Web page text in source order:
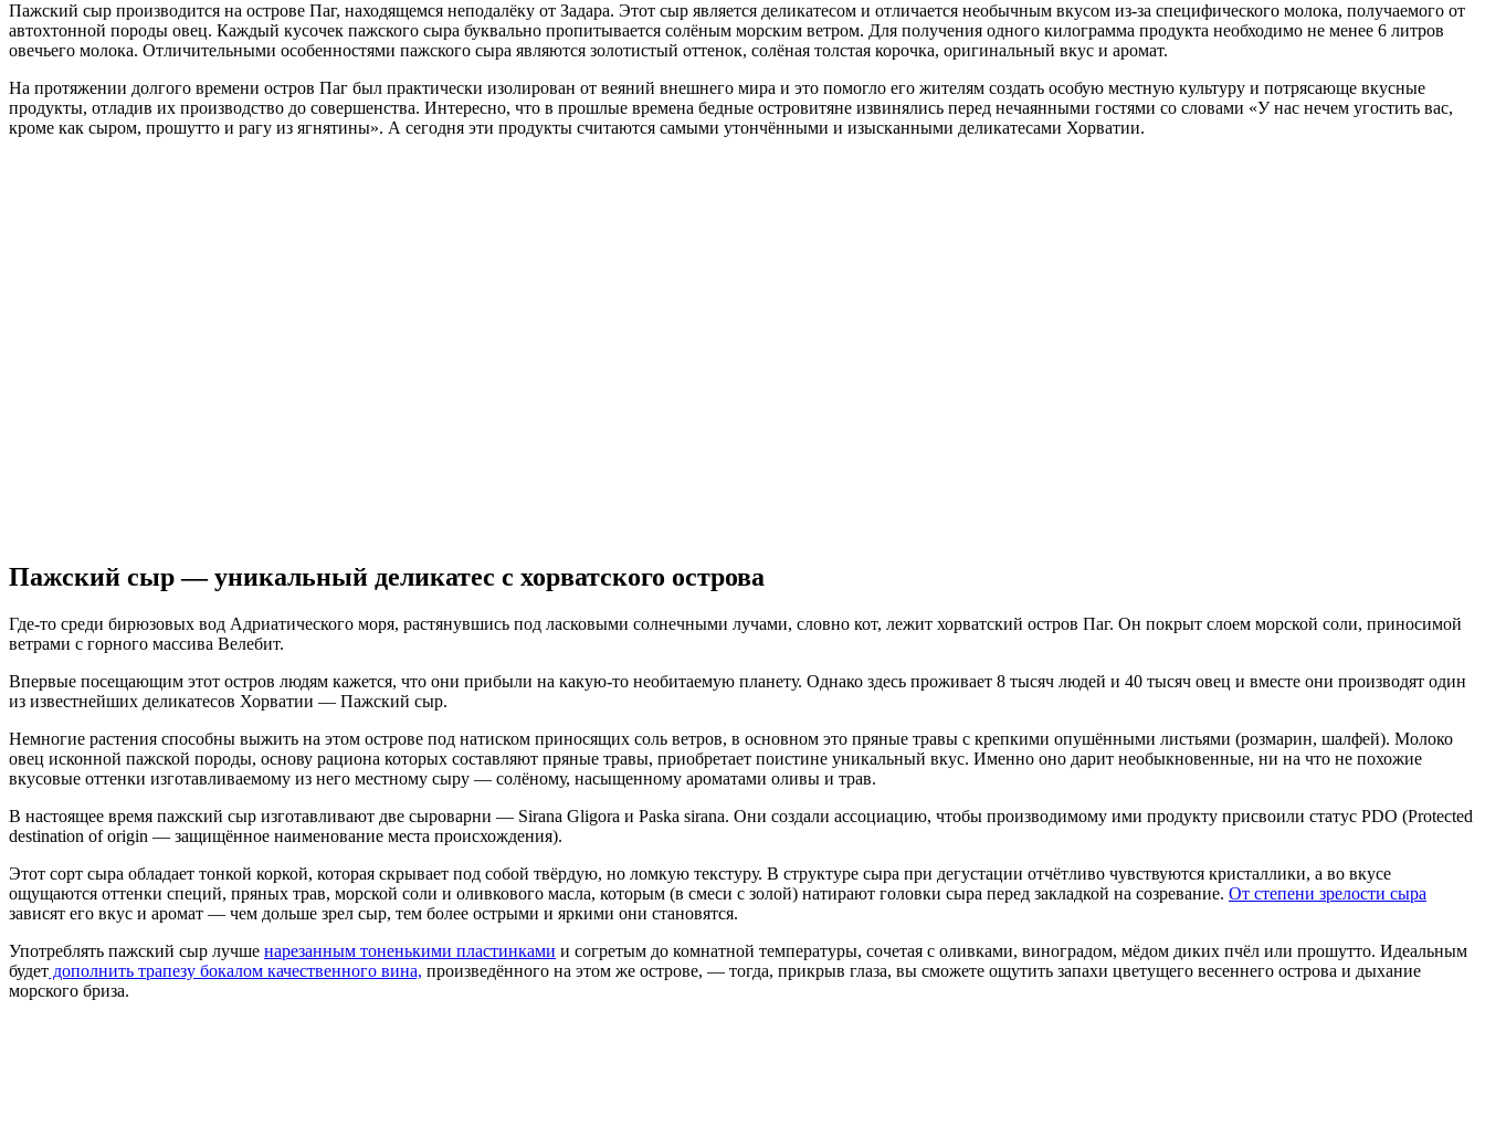
Пажский сыр производится на острове Паг, находящемся неподалёку от Задара. Этот сыр является деликатесом и отличается необычным вкусом из-за специфического молока, получаемого от
автохтонной породы овец. Каждый кусочек пажского сыра буквально пропитывается солёным морским ветром. Для получения одного килограмма продукта необходимо не менее 6 литров
овечьего молока. Отличительными особенностями пажского сыра являются золотистый оттенок, солёная толстая корочка, оригинальный вкус и аромат.
На протяжении долгого времени остров Паг был практически изолирован от веяний внешнего мира и это помогло его жителям создать особую местную культуру и потрясающе вкусные
продукты, отладив их производство до совершенства. Интересно, что в прошлые времена бедные островитяне извинялись перед нечаянными гостями со словами «У нас нечем угостить вас,
кроме как сыром, прошутто и рагу из ягнятины». А сегодня эти продукты считаются самыми утончёнными и изысканными деликатесами Хорватии.
Пажский сыр — уникальный деликатес с хорватского острова
Где-то среди бирюзовых вод Адриатического моря, растянувшись под ласковыми солнечными лучами, словно кот, лежит хорватский остров Паг. Он покрыт слоем морской соли, приносимой
ветрами с горного массива Велебит.
Впервые посещающим этот остров людям кажется, что они прибыли на какую-то необитаемую планету. Однако здесь проживает 8 тысяч людей и 40 тысяч овец и вместе они производят один
из известнейших деликатесов Хорватии — Пажский сыр.
Немногие растения способны выжить на этом острове под натиском приносящих соль ветров, в основном это пряные травы с крепкими опушёнными листьями (розмарин, шалфей). Молоко
овец исконной пажской породы, основу рациона которых составляют пряные травы, приобретает поистине уникальный вкус. Именно оно дарит необыкновенные, ни на что не похожие
вкусовые оттенки изготавливаемому из него местному сыру — солёному, насыщенному ароматами оливы и трав.
В настоящее время пажский сыр изготавливают две сыроварни — Sirana Gligora и Paska sirana. Они создали ассоциацию, чтобы производимому ими продукту присвоили статус PDO (Protected
destination of origin — защищённое наименование места происхождения).
Этот сорт сыра обладает тонкой коркой, которая скрывает под собой твёрдую, но ломкую текстуру. В структуре сыра при дегустации отчётливо чувствуются кристаллики, а во вкусе
ощущаются оттенки специй, пряных трав, морской соли и оливкового масла, которым (в смеси с золой) натирают головки сыра перед закладкой на созревание. От степени зрелости сыра
зависят его вкус и аромат — чем дольше зрел сыр, тем более острыми и яркими они становятся.
Употреблять пажский сыр лучше нарезанным тоненькими пластинками и согретым до комнатной температуры, сочетая с оливками, виноградом, мёдом диких пчёл или прошутто. Идеальным
будет дополнить трапезу бокалом качественного вина, произведённого на этом же острове, — тогда, прикрыв глаза, вы сможете ощутить запахи цветущего весеннего острова и дыхание
морского бриза.